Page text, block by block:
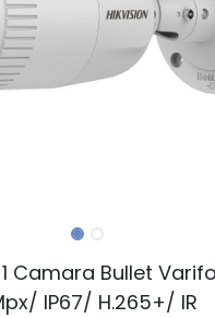
Camara Bullet
IP67/ H.265+/ IR